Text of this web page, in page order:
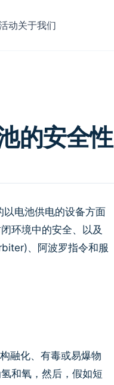
动关于我们
的安全性
电池供电的设备方面
环境中的安全、以及
、阿波罗指令和服
融化、有毒或易爆物
和氧，然后，假如短